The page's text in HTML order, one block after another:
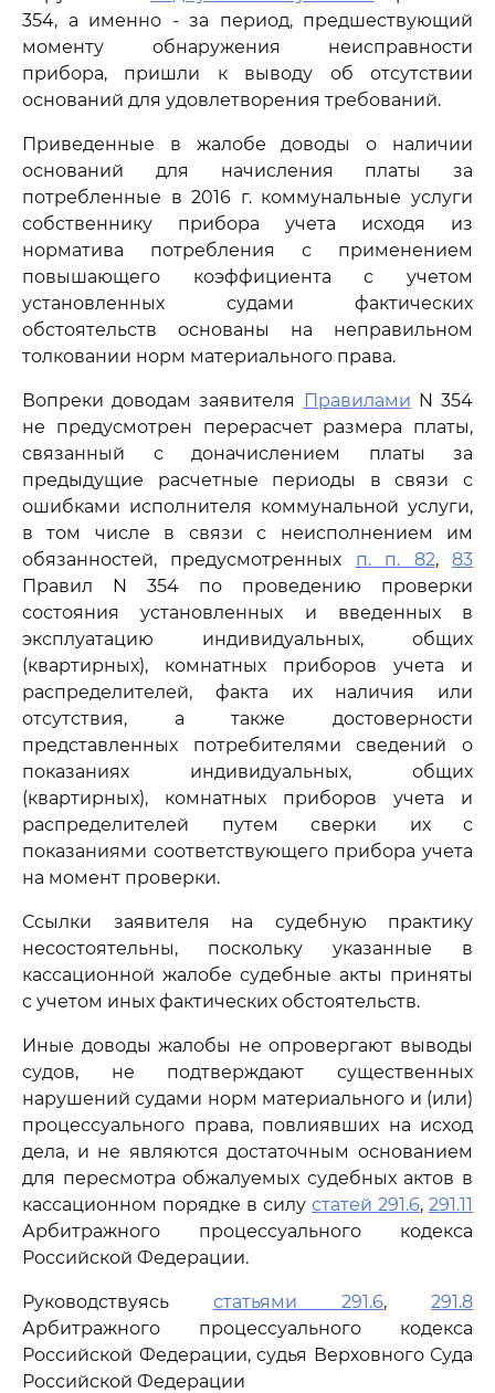
354, а именно - за период, предшествующий
моменту обнаружения неисправности
прибора, пришли к выводу об отсутствии
оснований для удовлетворения требований.
Приведенные в жалобе доводы о наличии
оснований для начисления платы за
потребленные в 2016 г. коммунальные услуги
собственнику прибора учета исходя из
норматива потребления с применением
повышающего коэффициента с учетом
установленных судами фактических
обстоятельств основаны на неправильном
толковании норм материального права.
Вопреки доводам заявителя Правилами N 354
не предусмотрен перерасчет размера платы,
связанный с доначислением платы за
предыдущие расчетные периоды в связи с
ошибками исполнителя коммунальной услуги,
в том числе в связи с неисполнением им
обязанностей, предусмотренных п. п. 82,83
Правил N 354 по проведению проверки
состояния установленных и введенных в
эксплуатацию индивидуальных, общих
(квартирных), комнатных приборов учета и
распределителей, факта их наличия или
отсутствия, а также достоверности
представленных потребителями сведений о
показаниях индивидуальных, общих
(квартирных), комнатных приборов учета и
распределителей путем сверки их с
показаниями соответствующего прибора учета
на момент проверки.
Ссылки заявителя на судебную практику
несостоятельны, поскольку указанные в
кассационной жалобе судебные акты приняты
с учетом иных фактических обстоятельств.
Иные доводы жалобы не опровергают выводы
судов, не подтверждают существенных
нарушений судами норм материального и (или)
процессуального права, повлиявших на исход
дела, и не являются достаточным основанием
для пересмотра обжалуемых судебных актов в
кассационном порядке в силу статей 291.6, 291.11
Арбитражного процессуального кодекса
Российской Федерации.
Руководствуясь статьями 291.6, 291.8
Арбитражного процессуального кодекса
Российской Федерации, судья Верховного Суда
Российской Федерации